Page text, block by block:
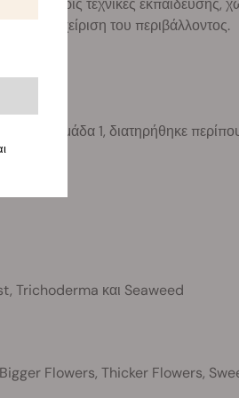
tent, χωρίς τεχνικές εκπαίδευσης,
διαχείριση του περιβάλλοντος.
εβδομάδα 1, διατηρήθηκε
Trichoderma και Seaweed
Flowers, Thicker Flowers,